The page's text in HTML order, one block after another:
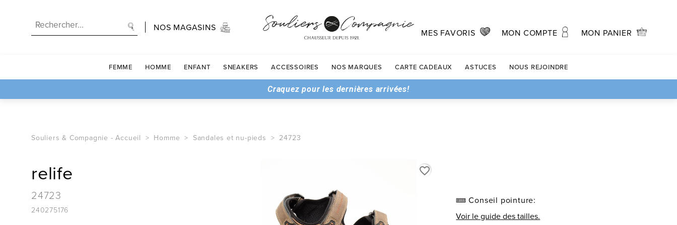
NOS MAGASINS
MES FAVORIS MON COMPTE MON PANIER
FEMME HOMME ENFANT SNEAKERS ACCESSOIRES NOS MARQUES CARTE CADEAUX ASTUCES NOUS REJOINDRE
Craquez pour les dernières arrivées!
Souliers & Compagnie -Accueil Homme Sandales et nu-pieds 24723
relife
24723
240275176
favorite_border
Conseil pointure:
Voir le guide des tailles.